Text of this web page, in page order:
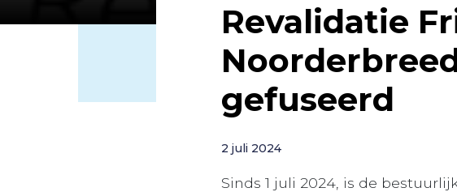
Revalidatie
gefuseerd
2 juli 2024
Sinds 1 juli 2024, is de